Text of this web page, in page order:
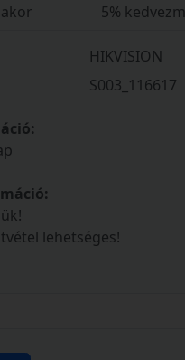
5%
HIKVISION
S003_116617
lehetséges!